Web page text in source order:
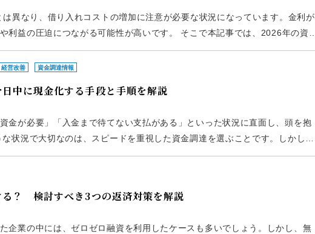
異なり、借り入れコストの増加に注意が必要な状況になっています。金利が
利益の圧迫につながる可能性が高いです。 そこで本記事では、2026年の資金
資金繰り対策、借り入れに依存しない資金調達方法である「ファクタリン
営改善 資金調達情報
中に現金化する手段と手順を解説
金が必要」「入金まで待てない支払がある」といった状況に直面し、頭を抱
状況で大切なのは、スピードを重視した資金調達を選ぶことです。しかし、
かかることが多いため、すぐに現金を確保するのは難しいでしょう。 そこで
？ 検討すべき3つの返済対策を解説
企業の中には、ゼロゼロ融資を利用したケースも多いでしょう。しかし、無